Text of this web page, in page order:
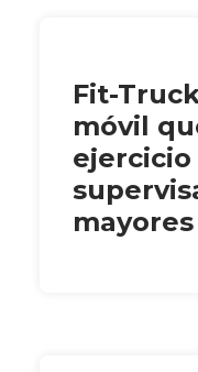
Fit-
móvil
mayores